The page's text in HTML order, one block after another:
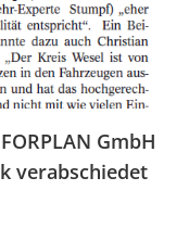
GmbH
verabschiedet